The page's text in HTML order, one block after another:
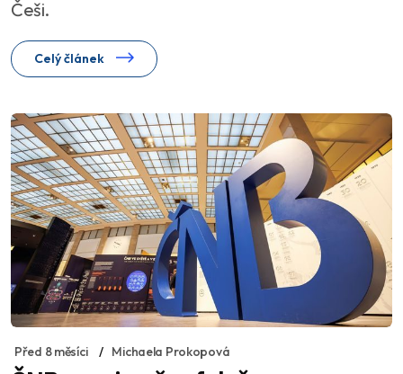
Češi.
Celý článek
Před 8 měsíci Michaela Prokopová